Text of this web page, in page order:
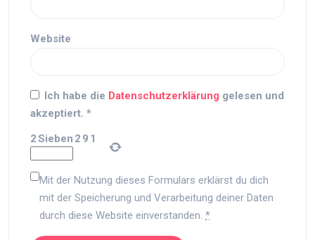
Website
Ich habe die Datenschutzerklärung gelesen und
akzeptiert. *
2Sieben 2 9 1
Mit der Nutzung dieses Formulars erklärst du dich
mit der Speicherung und Verarbeitung deiner Daten
durch diese Website einverstanden. *